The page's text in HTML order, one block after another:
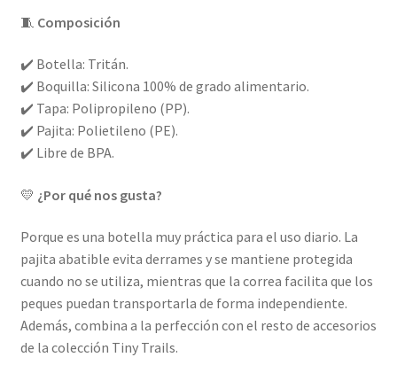
🧵 Composición
✔️ Botella: Tritán.
✔️ Boquilla: Silicona 100% de grado alimentario.
✔️ Tapa: Polipropileno (PP).
✔️ Pajita: Polietileno (PE).
✔️ Libre de BPA.
💛 ¿Por qué nos gusta?
Porque es una botella muy práctica para el uso diario. La
pajita abatible evita derrames y se mantiene protegida
cuando no se utiliza, mientras que la correa facilita que los
peques puedan transportarla de forma independiente.
Además, combina a la perfección con el resto de accesorios
de la colección Tiny Trails.